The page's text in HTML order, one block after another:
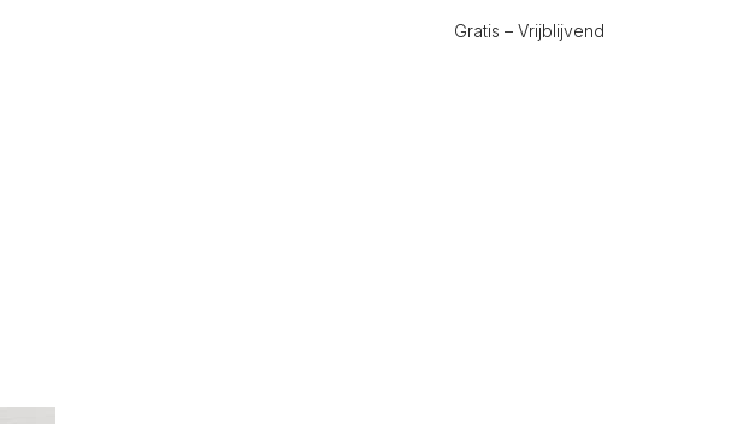
Gratis – Vrijblijvend